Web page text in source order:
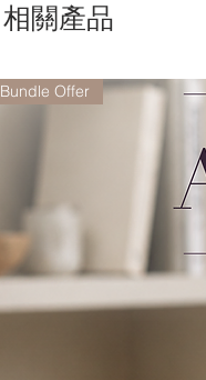
相關產品
Bundle Offer